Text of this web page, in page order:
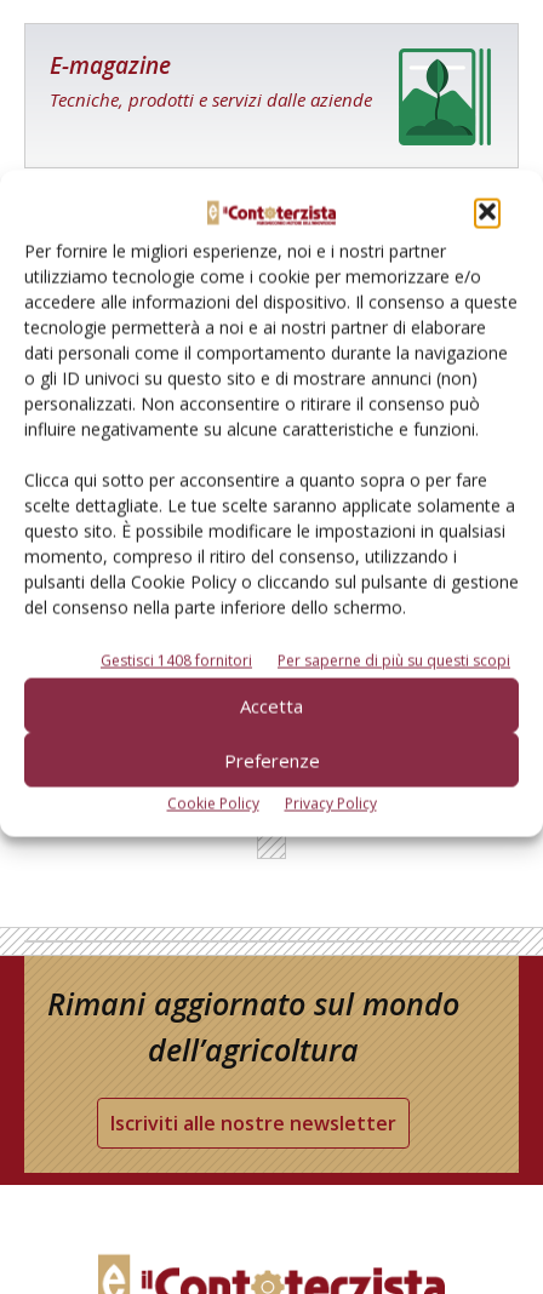
Per fornire le migliori esperienze, noi e i nostri partner
utilizziamo tecnologie come i cookie per memorizzare e/o
accedere alle informazioni del dispositivo. Il consenso a queste
tecnologie permetterà a noi e ai nostri partner di elaborare
dati personali come il comportamento durante la navigazione
o gli ID univoci su questo sito e di mostrare annunci (non)
personalizzati. Non acconsentire o ritirare il consenso può
influire negativamente su alcune caratteristiche e funzioni.
Clicca qui sotto per acconsentire a quanto sopra o per fare
scelte dettagliate. Le tue scelte saranno applicate solamente a
questo sito. È possibile modificare le impostazioni in qualsiasi
momento, compreso il ritiro del consenso, utilizzando i
pulsanti della Cookie Policy o cliccando sul pulsante di gestione
del consenso nella parte inferiore dello schermo.
Gestisci 1408 fornitori Per saperne di più su questi scopi
Accetta
Preferenze
Cookie Policy Privacy Policy
E-magazine
Tecniche, prodotti e servizi dalle aziende
Catalogo Aziende e Prodotti
Un modo semplice per cercare un'azienda o un
prodotto!
L'Esperto risponde
I consigli di Terra e Vita agli agricoltori
Cerca adesso
Rimani aggiornato sul mondo
dell’agricoltura
Iscriviti alle nostre newsletter